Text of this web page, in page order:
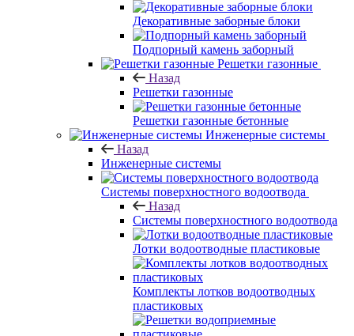
Декоративные заборные блоки
Подпорный камень заборный
Решетки газонные
Назад
Решетки газонные
Решетки газонные бетонные
Инженерные системы
Назад
Инженерные системы
Системы поверхностного водоотвода
Назад
Системы поверхностного водоотвода
Лотки водоотводные пластиковые
Комплекты лотков водоотводных
пластиковых